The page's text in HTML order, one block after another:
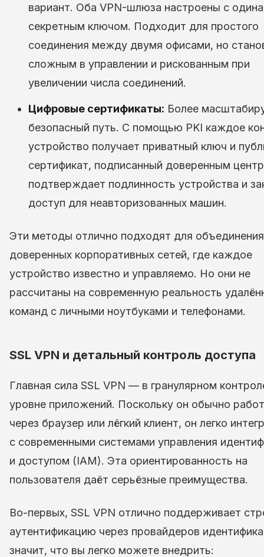
вариант. Оба VPN-шлюза настроены с
секретным ключом. Подходит для простого
соединения между двумя офисами, но
сложным в управлении и рискованным при
увеличении числа соединений.
Цифровые сертификаты: Более
безопасный путь. С помощью PKI каждое
устройство получает приватный ключ и
сертификат, подписанный доверенным
подтверждает подлинность устройства и
доступ для неавторизованных машин.
Эти методы отлично подходят для объединения
доверенных корпоративных сетей, где каждое
устройство известно и управляемо. Но они не
рассчитаны на современную реальность
команд с личными ноутбуками и телефонами.
SSL VPN и детальный контроль доступа
Главная сила SSL VPN — в гранулярном
уровне приложений. Поскольку он обычно
через браузер или лёгкий клиент, он легко
с современными системами управления
и доступом (IAM). Эта ориентированность на
пользователя даёт серьёзные преимущества.
Во-первых, SSL VPN отлично поддерживает
аутентификацию через провайдеров
значит, что вы легко можете внедрить: